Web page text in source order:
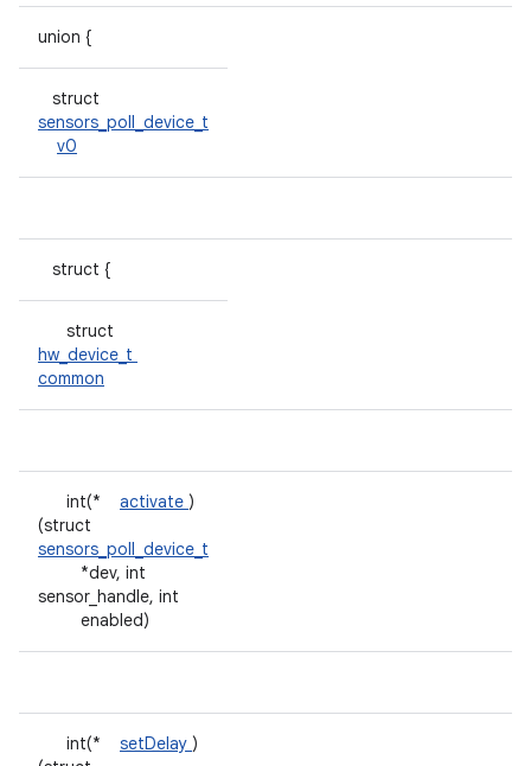
union {
struct
sensors_poll_device_t
v0
struct {
struct
hw_device_t
common
int(* activate )
(struct
sensors_poll_device_t
*dev, int
sensor_handle, int
enabled)
int(* setDelay )